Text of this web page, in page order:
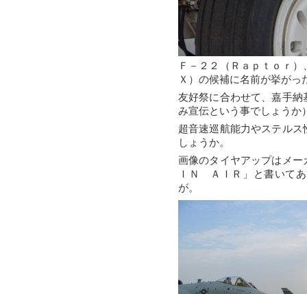
Ｆ－２２（Ｒａｐｔｏｒ
Ｘ）の候補に名前が挙がっ
友好祭に合わせて、嘉手
み宣伝という事でしょうか
超音速巡航能力やステル
しょうか。
画像のタイヤアップはメ
ＩＮ ＡＩＲ」と書いて
が。